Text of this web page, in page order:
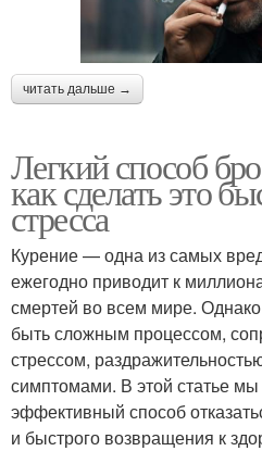
читать дальше →
Легкий способ
как сделать это
стресса
Курение — одна из самых
ежегодно приводит к
смертей во всем мире.
быть сложным процессом,
стрессом,
симптомами. В этой статье
эффективный способ
и быстрого возвращения к